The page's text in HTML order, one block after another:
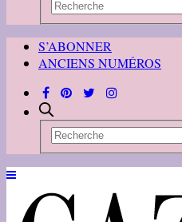
S’ABONNER
ANCIENS NUMÉROS